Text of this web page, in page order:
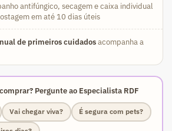
antifúngico, secagem e caixa individual
em até 10 dias úteis
de primeiros cuidadosacompanha a
Pergunte ao Especialista RDF
Vai chegar viva? É segura com pets?